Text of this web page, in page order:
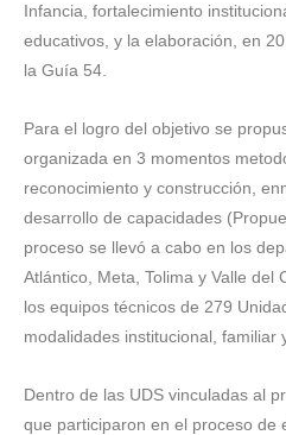
Infancia, fortalecimiento
educativos, y la elaboración, en
la Guía 54.
Para el logro del objetivo se
organizada en 3 momentos
reconocimiento y construcción,
desarrollo de capacidades
proceso se llevó a cabo en los
Atlántico, Meta, Tolima y Valle del
los equipos técnicos de 279
modalidades institucional, familiar
Dentro de las UDS vinculadas al
que participaron en el proceso de